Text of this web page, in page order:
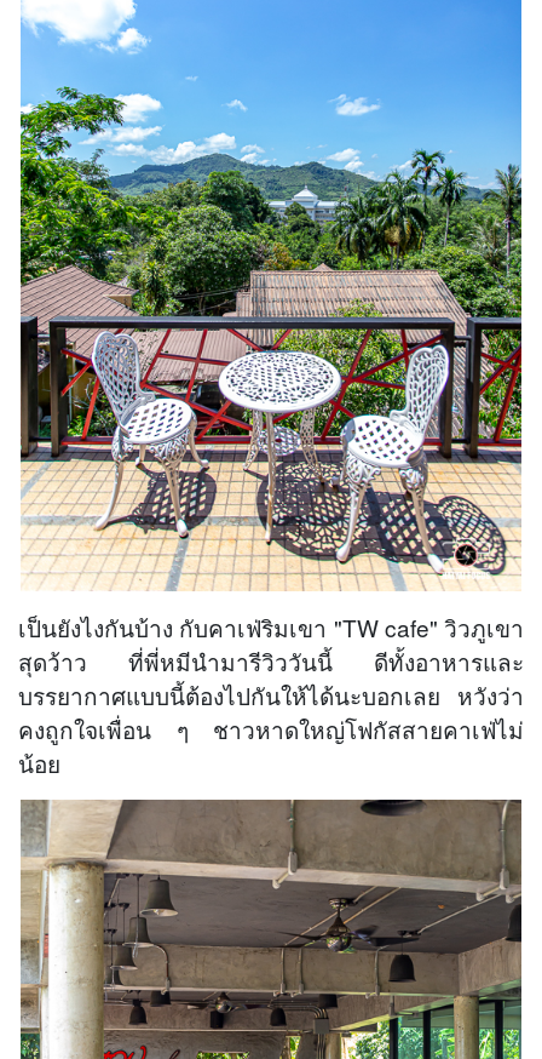
เป็นยังไงกันบ้าง กับคาเฟ่ริมเขา "TW cafe" วิวภูเขา
สุดว้าว ที่พี่หมีนำมารีวิววันนี้ ดีทั้งอาหารและ
บรรยากาศแบบนี้ต้องไปกันให้ได้นะบอกเลย หวังว่า
คงถูกใจเพื่อน ๆ ชาวหาดใหญ่โฟกัสสายคาเฟ่ไม่
น้อย